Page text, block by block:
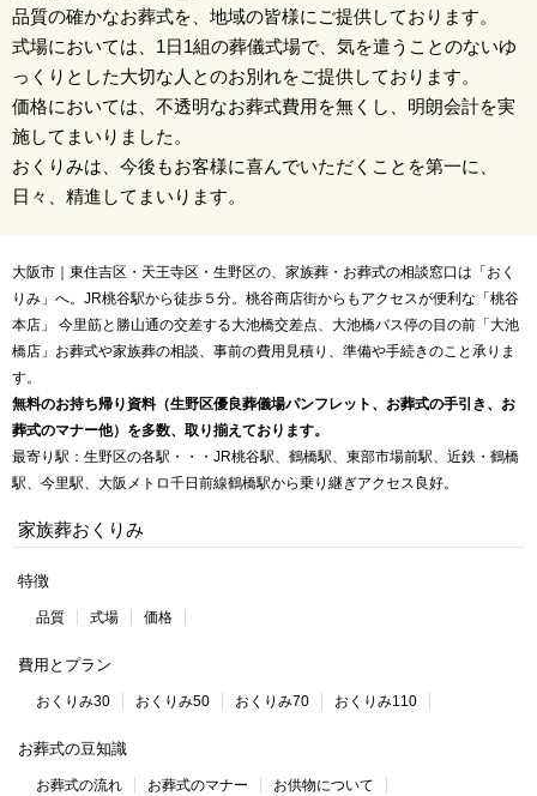
品質の確かなお葬式を、地域の皆様にご提供しております。
式場においては、1日1組の葬儀式場で、気を遣うことのないゆ
っくりとした大切な人とのお別れをご提供しております。
価格においては、不透明なお葬式費用を無くし、明朗会計を実
施してまいりました。
おくりみは、今後もお客様に喜んでいただくことを第一に、
日々、精進してまいります。
大阪市｜東住吉区・天王寺区・生野区の、家族葬・お葬式の相談窓口は「おく
りみ」へ。JR桃谷駅から徒歩５分。桃谷商店街からもアクセスが便利な「桃谷
本店」 今里筋と勝山通の交差する大池橋交差点、大池橋バス停の目の前「大池
橋店」お葬式や家族葬の相談、事前の費用見積り、準備や手続きのこと承りま
す。
無料のお持ち帰り資料（生野区優良葬儀場パンフレット、お葬式の手引き、お
葬式のマナー他）を多数、取り揃えております。
最寄り駅：生野区の各駅・・・JR桃谷駅、鶴橋駅、東部市場前駅、近鉄・鶴橋
駅、今里駅、大阪メトロ千日前線鶴橋駅から乗り継ぎアクセス良好。
家族葬おくりみ
特徴
品質 式場 価格
費用とプラン
おくりみ30 おくりみ50 おくりみ70 おくりみ110
お葬式の豆知識
お葬式の流れ お葬式のマナー
お供物について